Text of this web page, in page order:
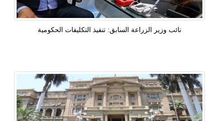
نائب وزير الزراعة السابق: تنفيذ التكليفات الحكومية